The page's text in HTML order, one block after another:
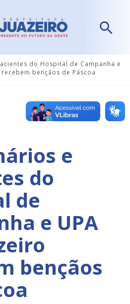
do Hospital de Campanha e
recebem bençãos de Páscoa
e
do
de
e UPA
bençãos